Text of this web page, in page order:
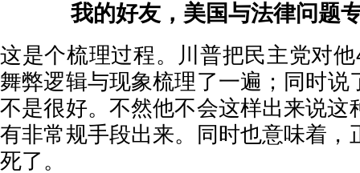
我的好友，美国与法律问题
这是个梳理过程。川普把民主党对
舞弊逻辑与现象梳理了一遍；同时说
不是很好。不然他不会这样出来说这
有非常规手段出来。同时也意味着，
死了。